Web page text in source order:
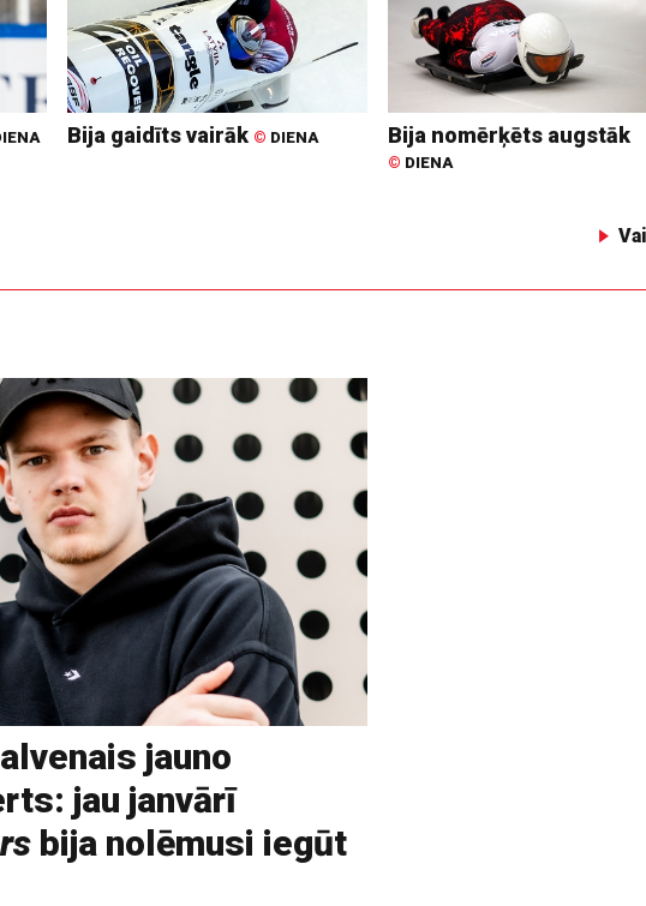
Bija gaidīts vairāk © DIENA Bija nomērķēts augstāk
© DIENA
jauno
jau janvārī
bija nolēmusi iegūt